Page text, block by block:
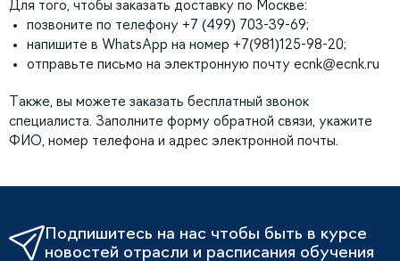
Для того, чтобы заказать доставку по Москве:
позвоните по телефону +7 (499) 703-39-69;
напишите в WhatsApp на номер +7(981)125-98-20;
отправьте письмо на электронную почту ecnk@ecnk.ru
Также, вы можете заказать бесплатный звонок
специалиста. Заполните форму обратной связи, укажите
ФИО, номер телефона и адрес электронной почты.
Подпишитесь на нас чтобы быть в курсе
новостей отрасли и расписания обучения